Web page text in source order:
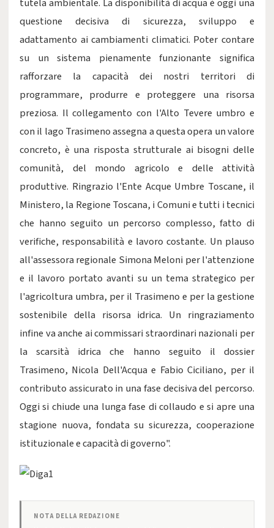
tutela ambientale. La disponibilità di acqua è oggi una
questione decisiva di sicurezza, sviluppo e
adattamento ai cambiamenti climatici. Poter contare
su un sistema pienamente funzionante significa
rafforzare la capacità dei nostri territori di
programmare, produrre e proteggere una risorsa
preziosa. Il collegamento con l'Alto Tevere umbro e
con il lago Trasimeno assegna a questa opera un valore
concreto, è una risposta strutturale ai bisogni delle
comunità, del mondo agricolo e delle attività
produttive. Ringrazio l'Ente Acque Umbre Toscane, il
Ministero, la Regione Toscana, i Comuni e tutti i tecnici
che hanno seguito un percorso complesso, fatto di
verifiche, responsabilità e lavoro costante. Un plauso
all'assessora regionale Simona Meloni per l'attenzione
e il lavoro portato avanti su un tema strategico per
l'agricoltura umbra, per il Trasimeno e per la gestione
sostenibile della risorsa idrica. Un ringraziamento
infine va anche ai commissari straordinari nazionali per
la scarsità idrica che hanno seguito il dossier
Trasimeno, Nicola Dell'Acqua e Fabio Ciciliano, per il
contributo assicurato in una fase decisiva del percorso.
Oggi si chiude una lunga fase di collaudo e si apre una
stagione nuova, fondata su sicurezza, cooperazione
istituzionale e capacità di governo".
NOTA DELLA REDAZIONE